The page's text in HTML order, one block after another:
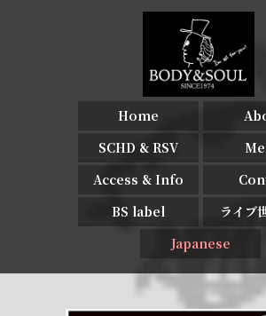
Home
SCHD & RSV
Access & Info
BS label
ライブ
Japanese